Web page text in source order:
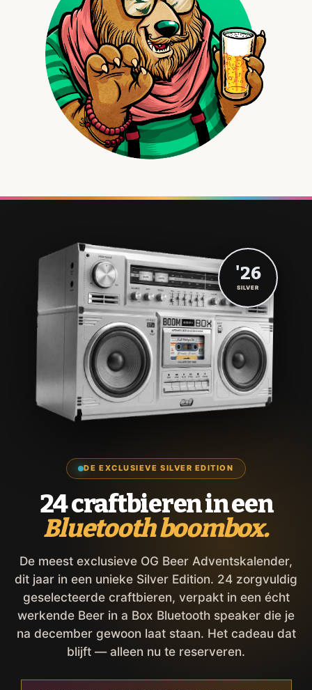
DE EXCLUSIEVE SILVER EDITION
24 craftbieren in een
Bluetooth boombox.
De meest exclusieve OG Beer Adventskalender,
dit jaar in een unieke Silver Edition. 24 zorgvuldig
geselecteerde craftbieren, verpakt in een écht
werkende Beer in a Box Bluetooth speaker die je
na december gewoon laat staan. Het cadeau dat
blijft — alleen nu te reserveren.
'26
SILVER